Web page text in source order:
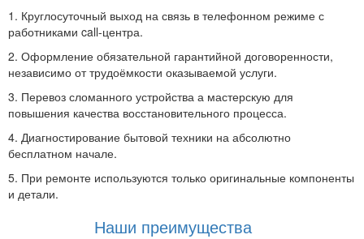
1. Круглосуточный выход на связь в телефонном режиме с
работниками call-центра.
2. Оформление обязательной гарантийной договоренности,
независимо от трудоёмкости оказываемой услуги.
3. Перевоз сломанного устройства а мастерскую для
повышения качества восстановительного процесса.
4. Диагностирование бытовой техники на абсолютно
бесплатном начале.
5. При ремонте используются только оригинальные компоненты
и детали.
Наши преимущества